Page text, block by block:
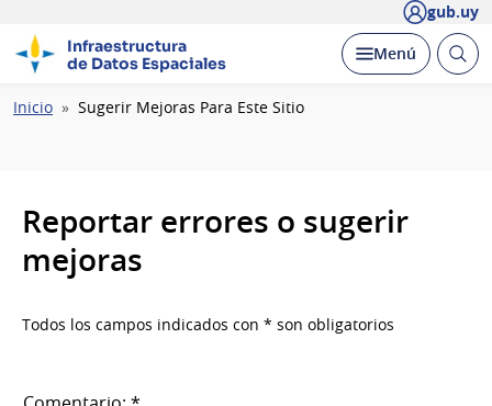
gub.uy
Infraestructura
de Datos Espaciales
Desplegar
Menú Abrir
Ruta
Inicio Sugerir Mejoras Para Este Sitio
Reportar errores o sugerir
mejoras
Todos los campos indicados con * son obligatorios